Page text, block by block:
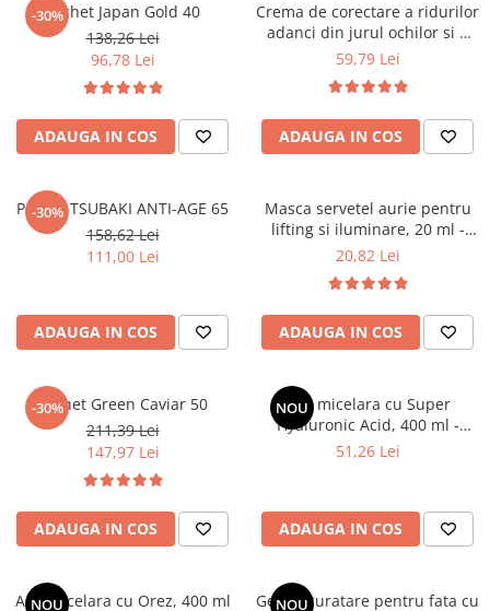
-30%
Pachet Japan Gold 40
138,26 Lei
96,78 Lei
ADAUGA IN COS
Crema de corectare a ridurilor
adanci din jurul ochilor si a
gurii, de zi si de noapte , 15
59,79 Lei
ADAUGA IN COS
-30%
Pachet TSUBAKI ANTI-AGE 65
158,62 Lei
111,00 Lei
ADAUGA IN COS
Masca servetel aurie pentru
lifting si iluminare, 20 ml -
YOSKINE GEISHA
20,82 Lei
ADAUGA IN COS
-30%
Pachet Green Caviar 50
211,39 Lei
147,97 Lei
ADAUGA IN COS
NOU
Apa micelara cu Super
Hyaluronic Acid, 400 ml -
HADA LABO TOKYO
51,26 Lei
ADAUGA IN COS
NOU
Apa Micelara cu Orez, 400 ml
NOU
Gel de curatare pentru fata cu